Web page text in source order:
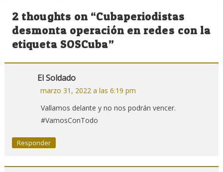
de
entradas
2 thoughts on “Cubaperiodistas
desmonta operación en redes con la
etiqueta SOSCuba”
El Soldado
marzo 31, 2022 a las 6:19 pm
Vallamos delante y no nos podrán vencer.
#VamosConTodo
Responder